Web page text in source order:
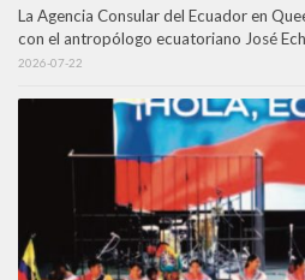
La Agencia Consular del Ecuador en
con el antropólogo ecuatoriano José
2026-07-22